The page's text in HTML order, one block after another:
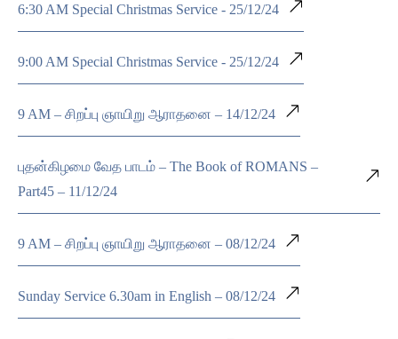
6:30 AM Special Christmas Service - 25/12/24
9:00 AM Special Christmas Service - 25/12/24
9 AM – சிறப்பு ஞாயிறு ஆராதனை – 14/12/24
புதன்கிழமை வேத பாடம் – The Book of ROMANS –
Part45 – 11/12/24
9 AM – சிறப்பு ஞாயிறு ஆராதனை – 08/12/24
Sunday Service 6.30am in English – 08/12/24